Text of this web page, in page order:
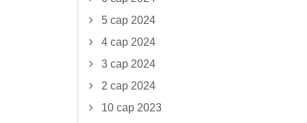
5 сар 2024
4 сар 2024
3 сар 2024
2 сар 2024
10 сар 2023